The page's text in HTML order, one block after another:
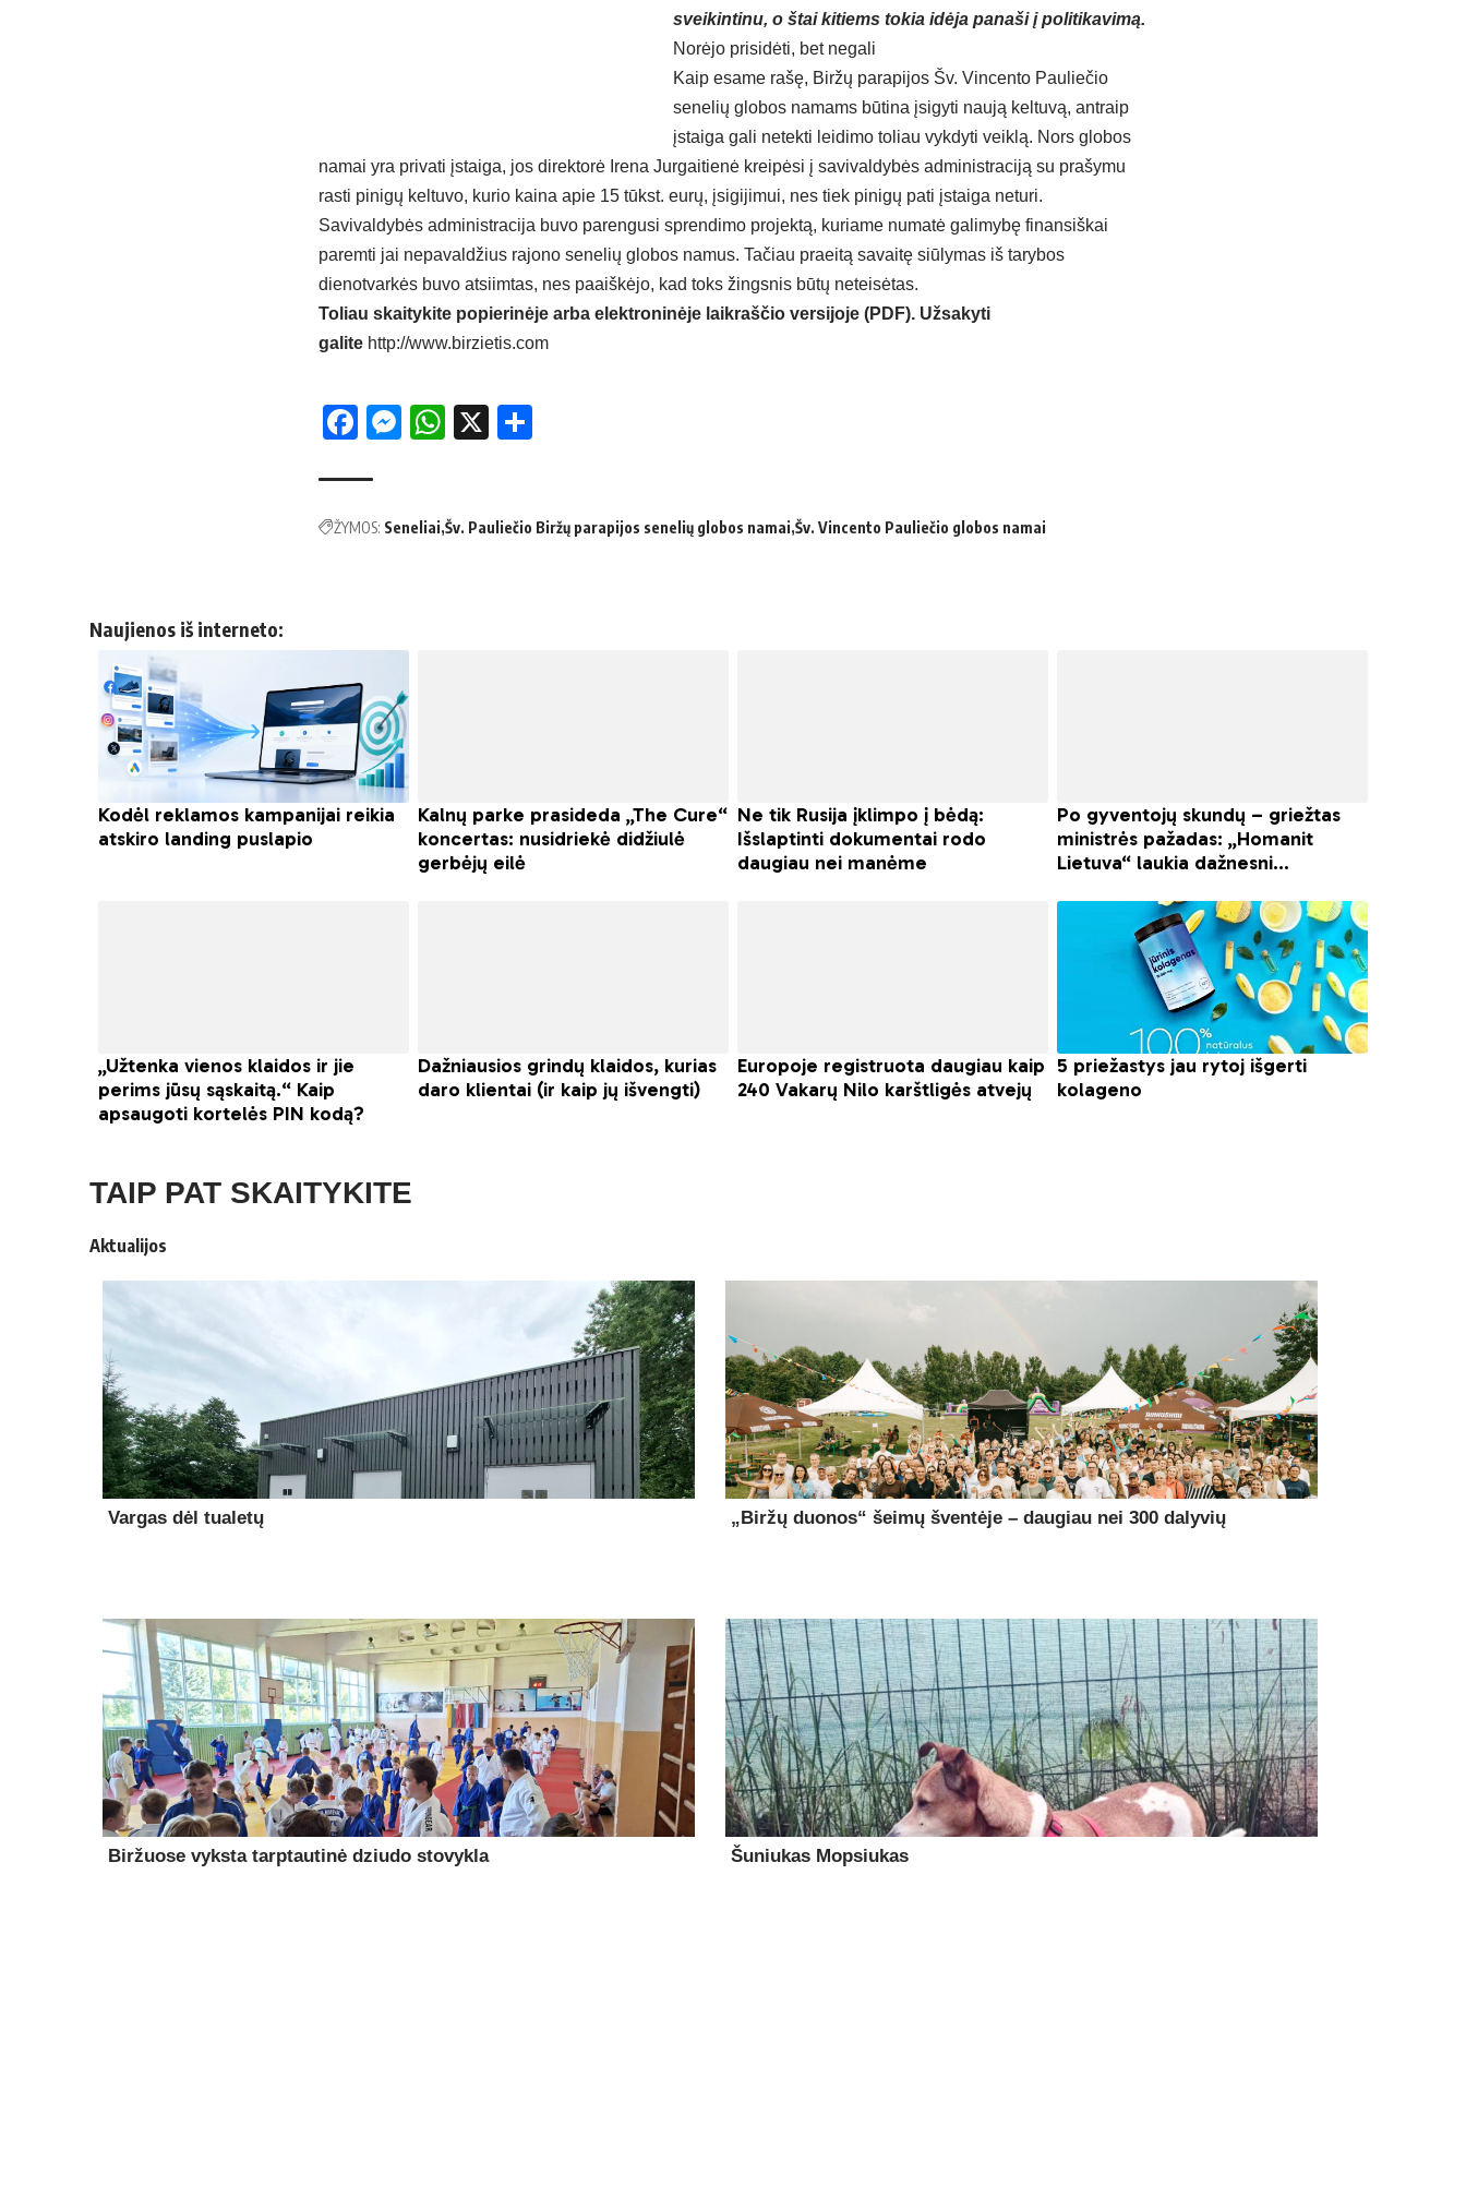
sveikintinu, o štai kitiems tokia idėja panaši į politikavimą.
Norėjo prisidėti, bet negali
Kaip esame rašę, Biržų parapijos Šv. Vincento Pauliečio
senelių globos namams būtina įsigyti naują keltuvą, antraip
įstaiga gali netekti leidimo toliau vykdyti veiklą. Nors globos
namai yra privati įstaiga, jos direktorė Irena Jurgaitienė kreipėsi į savivaldybės administraciją su prašymu
rasti pinigų keltuvo, kurio kaina apie 15 tūkst. eurų, įsigijimui, nes tiek pinigų pati įstaiga neturi.
Savivaldybės administracija buvo parengusi sprendimo projektą, kuriame numatė galimybę finansiškai
paremti jai nepavaldžius rajono senelių globos namus. Tačiau praeitą savaitę siūlymas iš tarybos
dienotvarkės buvo atsiimtas, nes paaiškėjo, kad toks žingsnis būtų neteisėtas.
Toliau skaitykite popierinėje arba elektroninėje laikraščio versijoje (PDF). Užsakyti
galite http://www.birzietis.com
Facebook
Messenger
WhatsApp
X
ŽYMOS: Seneliai Šv. Pauliečio Biržų parapijos senelių globos namai Šv. Vincento Pauliečio globos namai
Naujienos iš interneto:
TAIP PAT SKAITYKITE
Aktualijos
Vargas dėl tualetų „Biržų duonos“ šeimų šventėje – daugiau nei 300 dalyvių
Biržuose vyksta tarptautinė dziudo stovykla Šuniukas Mopsiukas